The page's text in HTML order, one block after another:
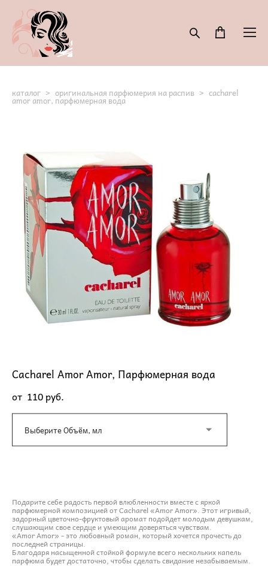
каталог > оригинальная парфюмерия на распив > cacharel
amor amor, парфюмерная вода
Cacharel Amor Amor, Парфюмерная вода
от 110 pуб.
Выберите Объём, мл
Подарите себе радость первой влюбленности вместе с яркой
парфюмерной композицией от Cacharel «Amor Amor». Этот игривый,
задорный цветочно-фруктовый аромат подойдет молодым девушкам,
слушающим свое сердце и умеющим доверяться чувствам.
«Amor Amor» - это любовный роман, который хочется прочесть до
последней страницы.
Благодаря насыщенной стойкой формуле всего нескольких капель
парфюма будет достаточно, чтобы сделать свидание незабываемым.